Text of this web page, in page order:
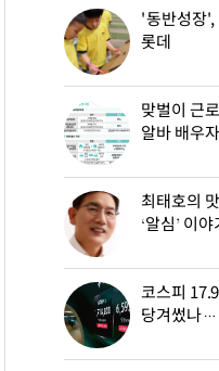
'동반성장',
롯데
맞벌이 근
알바 배우
최태호의
‘알심’ 이야
코스피
당겨썼나…